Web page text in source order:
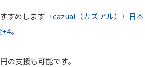
すめします〖cazual（カズアル）〗日本
+4。
の支援も可能です。